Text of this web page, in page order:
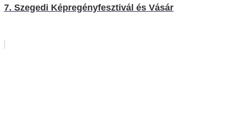
7. Szegedi Képregényfesztivál és Vásár